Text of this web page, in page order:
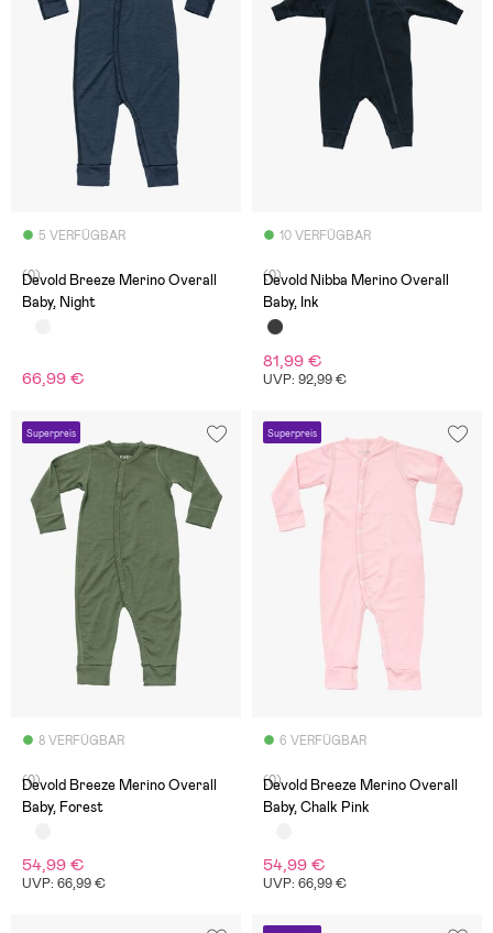
5 VERFÜGBAR
(0)
Devold Breeze Merino Overall
Baby, Night
66,99 €
10 VERFÜGBAR
(0)
Devold Nibba Merino Overall
Baby, Ink
81,99 €
UVP: 92,99 €
Superpreis
8 VERFÜGBAR
(0)
Devold Breeze Merino Overall
Baby, Forest
54,99 €
UVP: 66,99 €
Superpreis
6 VERFÜGBAR
(0)
Devold Breeze Merino Overall
Baby, Chalk Pink
54,99 €
UVP: 66,99 €